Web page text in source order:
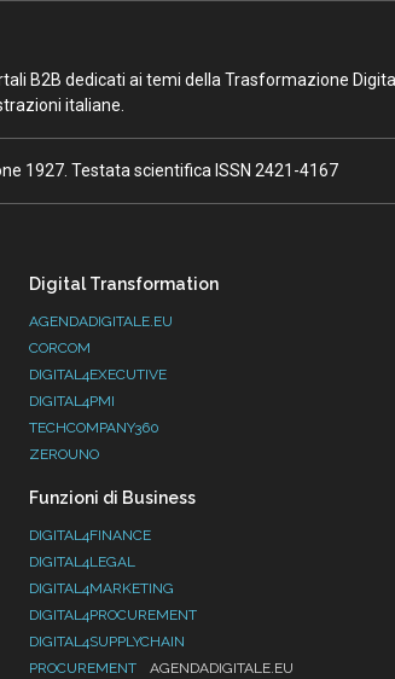
B2B dedicati ai temi della Trasformazione
italiane.
1927. Testata scientifica ISSN 2421-4167
Digital Transformation
AGENDADIGITALE.EU
CORCOM
DIGITAL4EXECUTIVE
DIGITAL4PMI
TECHCOMPANY360
ZEROUNO
Funzioni di Business
DIGITAL4FINANCE
DIGITAL4LEGAL
DIGITAL4MARKETING
DIGITAL4PROCUREMENT
DIGITAL4SUPPLYCHAIN
PROCUREMENT
AGENDADIGITALE.EU